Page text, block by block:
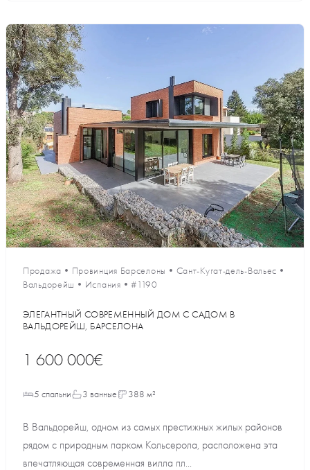
Продажа • Провинция Барселоны • Сант-Кугат-дель-Вальес •
Вальдорейш • Испания •#1190
ЭЛЕГАНТНЫЙ СОВРЕМЕННЫЙ ДОМ С САДОМ В
ВАЛЬДОРЕЙШ, БАРСЕЛОНА
1 600 000€
5 спальни 3 ванные 388 м²
В Вальдорейш, одном из самых престижных жилых районов
рядом с природным парком Кольсерола, расположена эта
впечатляющая современная вилла пл...